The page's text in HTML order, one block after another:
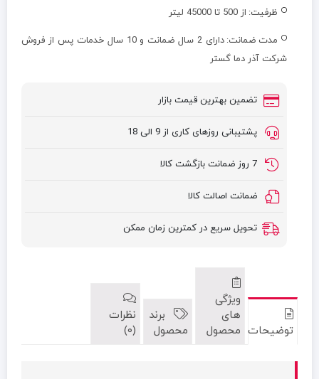
ظرفیت: از 500 تا 45000 لیتر
مدت ضمانت:
دارای 2 سال ضمانت و 10 سال خدمات پس از فروش
شرکت آذر دما گستر
تضمین بهترین قیمت بازار
پشتیبانی روزهای کاری از 9 الی 18
7 روز ضمانت بازگشت کالا
ضمانت اصالت کالا
تحویل سریع در کمترین زمان ممکن
توضیحات
ویژگی
های
محصول
برند
محصول
نظرات
(0)